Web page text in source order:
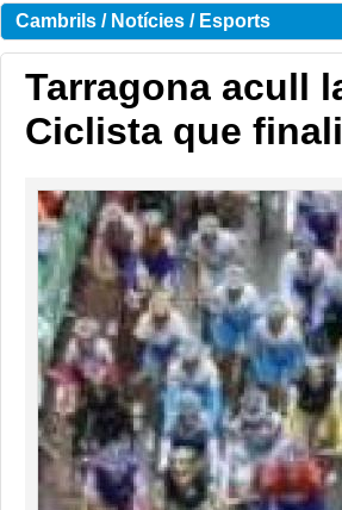
Cambrils / Notícies / Esports
Tarragona acull
Ciclista que